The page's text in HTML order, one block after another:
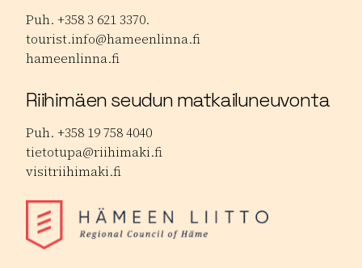
Puh. +358 3 621 3370.
tourist.info@hameenlinna.fi
hameenlinna.fi
Riihimäen seudun matkailuneuvonta
Puh. +358 19 758 4040
tietotupa@riihimaki.fi
visitriihimaki.fi